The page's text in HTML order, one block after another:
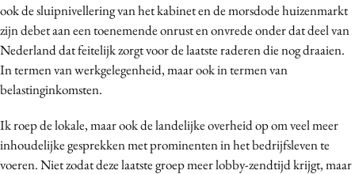
ook de sluipnivellering van het kabinet en de morsdode huizenmarkt
zijn debet aan een toenemende onrust en onvrede onder dat deel van
Nederland dat feitelijk zorgt voor de laatste raderen die nog draaien.
In termen van werkgelegenheid, maar ook in termen van
belastinginkomsten.
Ik roep de lokale, maar ook de landelijke overheid op om veel meer
inhoudelijke gesprekken met prominenten in het bedrijfsleven te
voeren. Niet zodat deze laatste groep meer lobby-zendtijd krijgt, maar